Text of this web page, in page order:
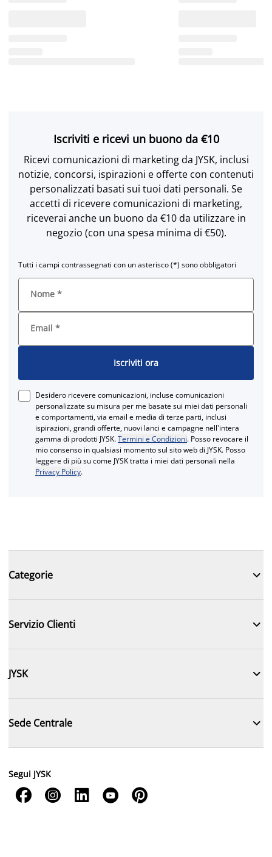
Iscriviti e ricevi un buono da €10
Ricevi comunicazioni di marketing da JYSK, inclusi
notizie, concorsi, ispirazioni e offerte con contenuti
personalizzati basati sui tuoi dati personali. Se
accetti di ricevere comunicazioni di marketing,
riceverai anche un buono da €10 da utilizzare in
negozio (con una spesa minima di €50).
Tutti i campi contrassegnati con un asterisco (*) sono obbligatori
Nome *
Email *
Iscriviti ora
Desidero ricevere comunicazioni, incluse comunicazioni
personalizzate su misura per me basate sui miei dati personali
e comportamenti, via email e media di terze parti, inclusi
ispirazioni, grandi offerte, nuovi lanci e campagne nell'intera
gamma di prodotti JYSK.Termini e Condizioni. Posso revocare il
mio consenso in qualsiasi momento sul sito web di JYSK. Posso
leggere di più su come JYSK tratta i miei dati personali nella
Privacy Policy.
Categorie 
Servizio Clienti 
JYSK 
Sede Centrale 
Segui JYSK
    